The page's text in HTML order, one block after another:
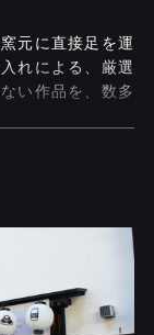
元に直接足を運
れによる、厳選
い作品を、数多